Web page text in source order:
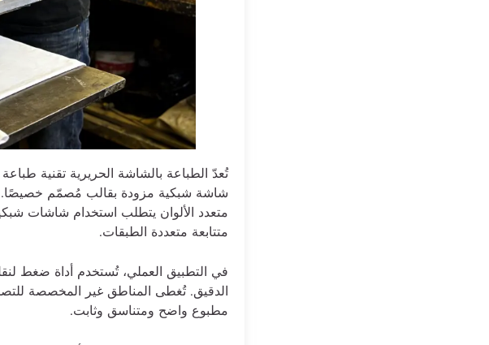
تُعدّ الطباعة بالشاشة الحريرية تقنية
شاشة شبكية مزودة بقالب مُصمّم خصيصًا.
متعدد الألوان يتطلب استخدام شاشات
متتابعة متعددة الطبقات.
في التطبيق العملي، تُستخدم أداة ضغط
الدقيق. تُغطى المناطق غير المخصصة
مطبوع واضح ومتناسق وثابت.